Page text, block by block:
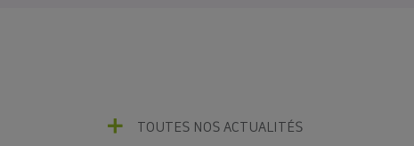
TOUTES NOS ACTUALITÉS